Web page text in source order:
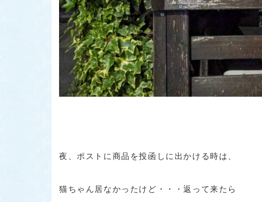
夜、ポストに商品を投函しに出かける時は、
猫ちゃん居なかったけど・・・返って来たら